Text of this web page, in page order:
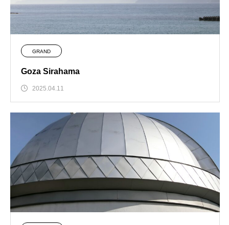
GRAND
Goza Sirahama
2025.04.11